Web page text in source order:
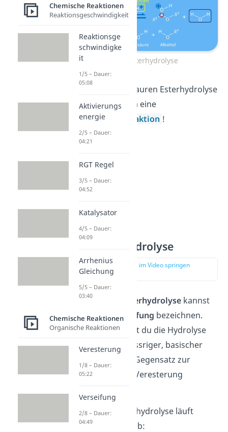
Saure Esterhydrolyse
Bei der sauren Esterhydrolyse
handelt es sich um eine
Gleichgewichtsreaktion !
Alkalische Hydrolyse
zur Stelle im Video springen
(01:44)
Diealkalische Esterhydrolyse kannst
du auch alsVerseifung bezeichnen.
Darunter verstehst du die Hydrolyse
eines Esters in wässriger, basischer
Lösung. Sie ist im Gegensatz zur
Rückreaktion der Veresterung
Die basische Esterhydrolyse läuft
folgendermaßen ab:
Chemische Reaktionen
Reaktionsgeschwindigkeit
Reaktionsge
schwindigke
it
1/5 – Dauer:
05:08
Aktivierungs
energie
2/5 – Dauer:
04:21
RGT Regel
3/5 – Dauer:
04:52
Katalysator
4/5 – Dauer:
04:09
Arrhenius
Gleichung
5/5 – Dauer:
03:40
Chemische Reaktionen
Organische Reaktionen
Veresterung
1/8 – Dauer:
05:22
Verseifung
2/8 – Dauer:
04:49